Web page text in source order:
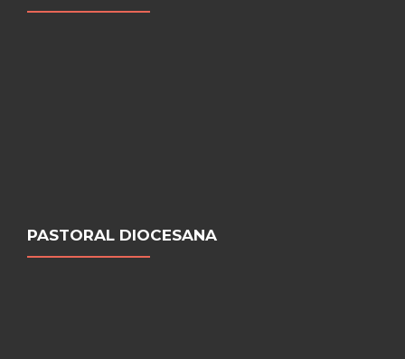
PASTORAL DIOCESANA